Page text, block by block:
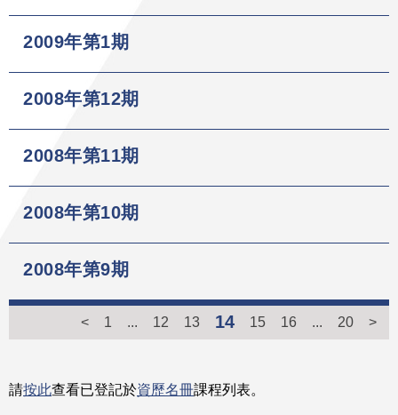
2009年第1期
2008年第12期
2008年第11期
2008年第10期
2008年第9期
< 1 12 13 14 15 16 20 >
請按此查看已登記於資歷名冊課程列表。